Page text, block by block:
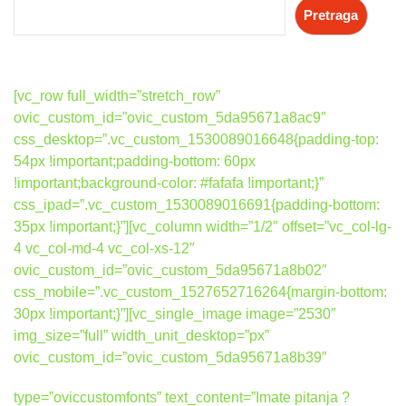
Pretraga
[vc_row full_width=”stretch_row”
ovic_custom_id=”ovic_custom_5da95671a8ac9″
css_desktop=”.vc_custom_1530089016648{padding-top:
54px !important;padding-bottom: 60px
!important;background-color: #fafafa !important;}”
css_ipad=”.vc_custom_1530089016691{padding-bottom:
35px !important;}”][vc_column width=”1/2″ offset=”vc_col-lg-
4 vc_col-md-4 vc_col-xs-12″
ovic_custom_id=”ovic_custom_5da95671a8b02″
css_mobile=”.vc_custom_1527652716264{margin-bottom:
30px !important;}”][vc_single_image image=”2530″
img_size=”full” width_unit_desktop=”px”
ovic_custom_id=”ovic_custom_5da95671a8b39″
type=”oviccustomfonts” text_content=”Imate pitanja ?